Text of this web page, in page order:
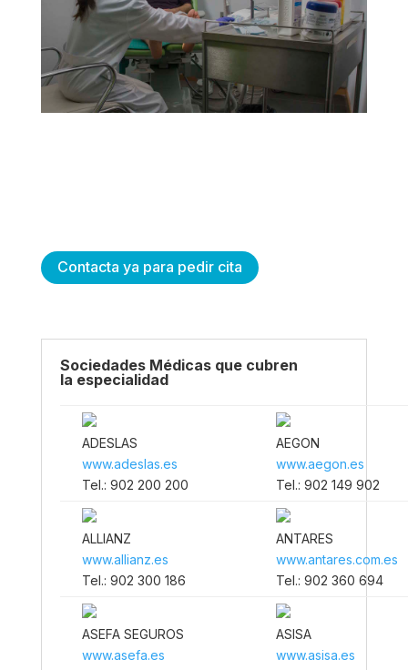
Contacta ya para pedir cita
Sociedades Médicas que cubren
la especialidad
ADESLAS
www.adeslas.es
Tel.: 902 200 200
AEGON
www.aegon.es
Tel.: 902 149 902
ALLIANZ
www.allianz.es
Tel.: 902 300 186
ANTARES
www.antares.com.es
Tel.: 902 360 694
ASEFA SEGUROS
www.asefa.es
ASISA
www.asisa.es